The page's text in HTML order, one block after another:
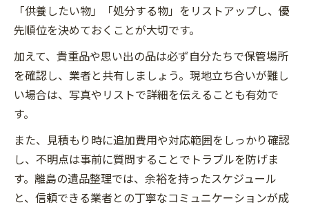
「供養したい物」「処分する物」をリストアップし、優
先順位を決めておくことが大切です。
加えて、貴重品や思い出の品は必ず自分たちで保管場所
を確認し、業者と共有しましょう。現地立ち合いが難し
い場合は、写真やリストで詳細を伝えることも有効で
す。
また、見積もり時に追加費用や対応範囲をしっかり確認
し、不明点は事前に質問することでトラブルを防げま
す。離島の遺品整理では、余裕を持ったスケジュール
と、信頼できる業者との丁寧なコミュニケーションが成